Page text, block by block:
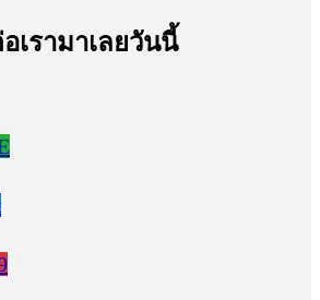
เรามาเลยวันนี้